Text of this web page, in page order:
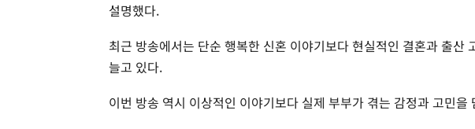
설명했다.
최근 방송에서는 단순 행복한 신혼 이야기보다 현실적인 결혼과 출산
늘고 있다.
이번 방송 역시 이상적인 이야기보다 실제 부부가 겪는 감정과 고민을